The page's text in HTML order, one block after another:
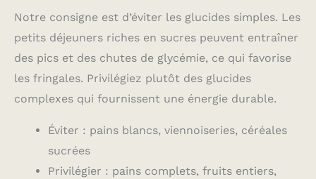
Notre consigne est d’éviter les glucides simples. Les
petits déjeuners riches en sucres peuvent entraîner
des pics et des chutes de glycémie, ce qui favorise
les fringales. Privilégiez plutôt des glucides
complexes qui fournissent une énergie durable.
Éviter : pains blancs, viennoiseries, céréales
sucrées
Privilégier : pains complets, fruits entiers,